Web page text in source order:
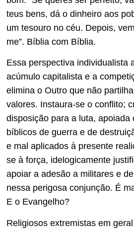
teus bens, dá o dinheiro aos
um tesouro no céu. Depois,
me”. Bíblia com Bíblia.
Essa perspectiva individualista
acúmulo capitalista e a
elimina o Outro que não
valores. Instaura-se o conflito;
disposição para a luta, apoiada
bíblicos de guerra e de
e mal aplicados à presente
se à força, idelogicamente
apoiar a adesão a militares e
nessa perigosa conjunção. É
E o Evangelho?
Religiosos extremistas em